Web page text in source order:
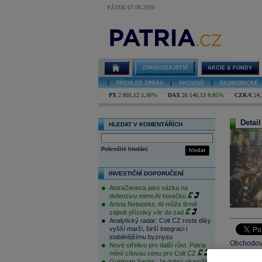
PÁTEK 07.08.2026
ZPRAVODAJSTVÍ AKCIE & FONDY
PŘEHLED ZPRÁV AKCIOVÉ EKONOMICKÉ
PX 2 805,12 1,30% DAX 26 140,13 0,05% CZK/€
HLEDAT V KOMENTÁŘÍCH
hledat
Pokročilé hledání
INVESTIČNÍ DOPORUČENÍ
AstraZeneca jako sázka na
defenzivu mimo AI horečku
Arista Networks: AI může firmě
zajistit příznivý vítr do zad
Analytický radar: Colt CZ roste díky
vyšší marži, širší integraci i
stabilnějšímu byznysu
Nové střelivo pro další růst. Patria
mění cílovou cenu pro Colt CZ